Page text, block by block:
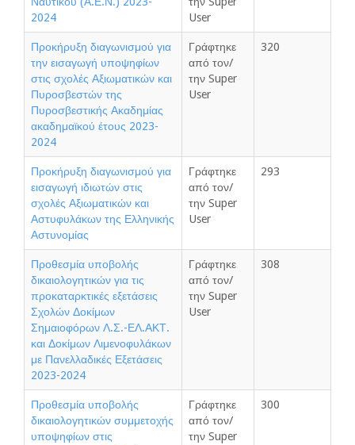
2024
User
Προκήρυξη διαγωνισμού για
την εισαγωγή υποψηφίων
στις σχολές Αξιωματικών και
Πυροσβεστών της
Πυροσβεστικής Ακαδημίας
ακαδημαϊκού έτους 2023-
2024
Γράφτηκε
από τον/
την Super
User
320
Προκήρυξη διαγωνισμού για
εισαγωγή ιδιωτών στις
σχολές Αξιωματικών και
Αστυφυλάκων της Ελληνικής
Αστυνομίας
Γράφτηκε
από τον/
την Super
User
293
Προθεσμία υποβολής
δικαιολογητικών για τις
προκαταρκτικές εξετάσεις
Σχολών Δοκίμων
Σημαιοφόρων Λ.Σ.-ΕΛ.ΑΚΤ.
και Δοκίμων Λιμενοφυλάκων
με Πανελλαδικές Εξετάσεις
2023-2024
Γράφτηκε
από τον/
την Super
User
308
Προθεσμία υποβολής
δικαιολογητικών συμμετοχής
υποψηφίων στις
Γράφτηκε
από τον/
την Super
300